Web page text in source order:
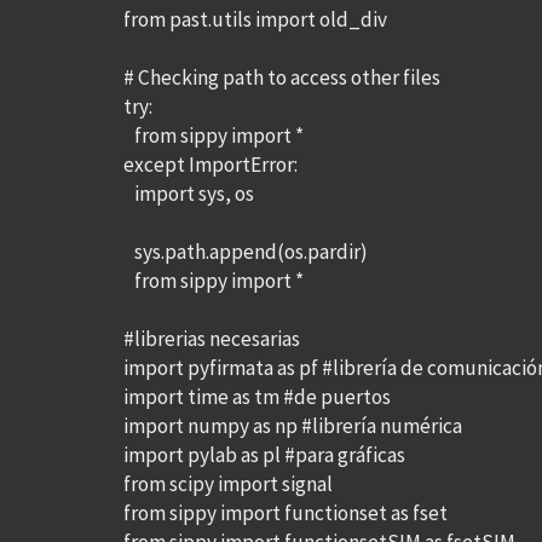
from past.utils import old_div
# Checking path to access other files
try:
from sippy import *
except ImportError:
import sys, os
sys.path.append(os.pardir)
from sippy import *
#librerias necesarias
import pyfirmata as pf #librería de
import time as tm #de puertos
import numpy as np #librería numérica
import pylab as pl #para gráficas
from scipy import signal
from sippy import functionset as fset